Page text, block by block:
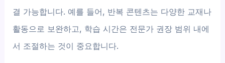
결 가능합니다. 예를 들어, 반복 콘텐츠는 다양한 교재나
활동으로 보완하고, 학습 시간은 전문가 권장 범위 내에
서 조절하는 것이 중요합니다.